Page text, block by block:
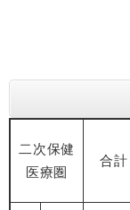
二次保健
医療圏
合計